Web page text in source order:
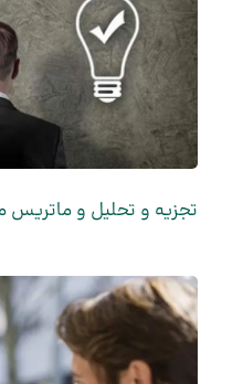
تجزیه و تحلیل و ماتریس